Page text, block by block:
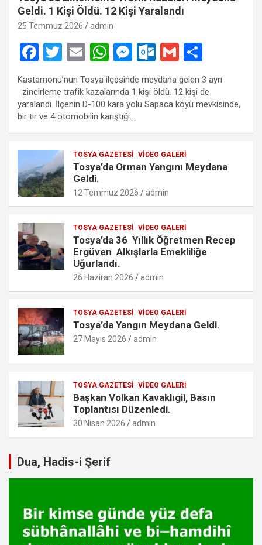
Geldi. 1 Kişi Öldü. 12 Kişi Yaralandı
25 Temmuz 2026 admin
F
ce
b
o
o
k
T
wi
tt
er
E
ail
W
at
s
A
p
M
es
se
n
g
er
O
ut
lo
o
o
G
m
ail
h
ar
e
Kastamonu’nun Tosya ilçesinde meydana gelen 3 ayrı
zincirleme trafik kazalarında 1 kişi öldü. 12 kişi de
yaralandı. İlçenin D-100 kara yolu Sapaca köyü mevkisinde,
bir tır ve 4 otomobilin karıştığı…
TOSYA GAZETESI VIDEO GALERI
Tosya’da Orman Yangını Meydana
Geldi.
12 Temmuz 2026 admin
TOSYA GAZETESI VIDEO GALERI
Tosya’da 36 Yıllık Öğretmen Recep
Ergüven Alkışlarla Emekliliğe
Uğurlandı.
26 Haziran 2026 admin
TOSYA GAZETESI VIDEO GALERI
Tosya’da Yangın Meydana Geldi.
27 Mayıs 2026 admin
TOSYA GAZETESI VIDEO GALERI
Başkan Volkan Kavaklıgil, Basın
Toplantısı Düzenledi.
30 Nisan 2026 admin
Dua, Hadis-i Şerif